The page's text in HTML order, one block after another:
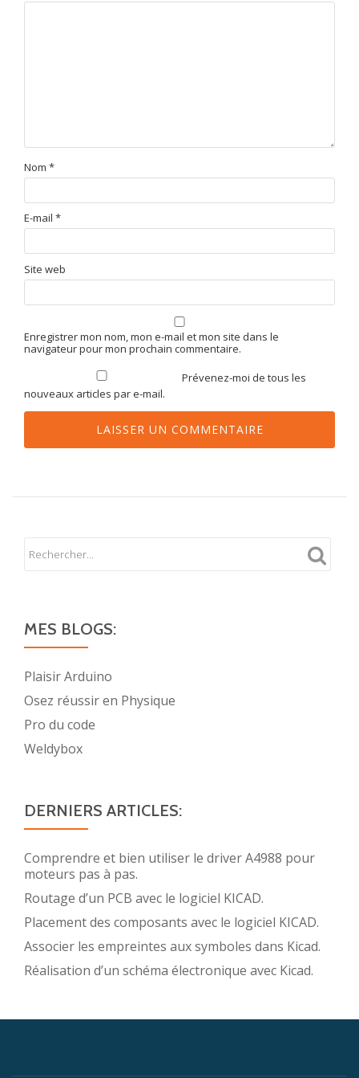
Nom *
E-mail *
Site web
Enregistrer mon nom, mon e-mail et mon site dans le
navigateur pour mon prochain commentaire.
Prévenez-moi de tous les
nouveaux articles par e-mail.
MES BLOGS:
Plaisir Arduino
Osez réussir en Physique
Pro du code
Weldybox
DERNIERS ARTICLES:
Comprendre et bien utiliser le driver A4988 pour
moteurs pas à pas.
Routage d’un PCB avec le logiciel KICAD.
Placement des composants avec le logiciel KICAD.
Associer les empreintes aux symboles dans Kicad.
Réalisation d’un schéma électronique avec Kicad.
Menu